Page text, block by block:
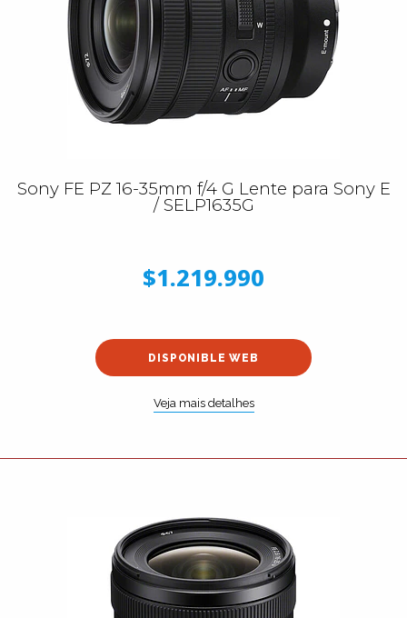
Sony FE PZ 16-35mm f/4 G Lente para Sony E
/ SELP1635G
$1.219.990
DISPONIBLE WEB
Veja mais detalhes